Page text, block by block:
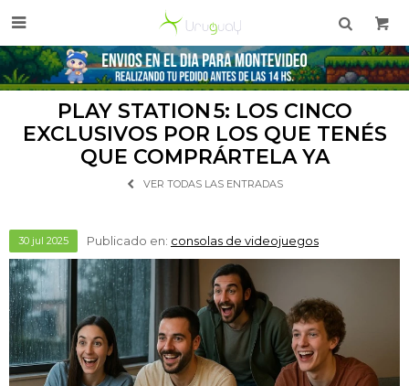

PLAY STATION 5: LOS CINCO
EXCLUSIVOS POR LOS QUE TENÉS
QUE COMPRÁRTELA YA
VER TODAS LAS ENTRADAS
30 jul 2025 Publicado en: consolas de videojuegos